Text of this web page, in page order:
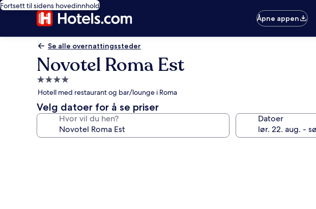
Fortsett til sidens hovedinnhold
Åpne appen
Se alle overnattingssteder
Novotel Roma Est
Overnattingssted
med
4.0
stjerner
Hotell med restaurant og bar/lounge i Roma
Velg datoer for å se priser
Hvor vil du hen? Datoer